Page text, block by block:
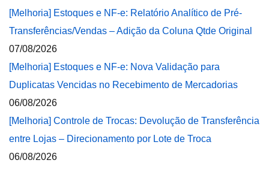
[Melhoria] Estoques e NF-e: Relatório Analítico de Pré-
Transferências/Vendas – Adição da Coluna Qtde Original
07/08/2026
[Melhoria] Estoques e NF-e: Nova Validação para
Duplicatas Vencidas no Recebimento de Mercadorias
06/08/2026
[Melhoria] Controle de Trocas: Devolução de Transferência
entre Lojas – Direcionamento por Lote de Troca
06/08/2026